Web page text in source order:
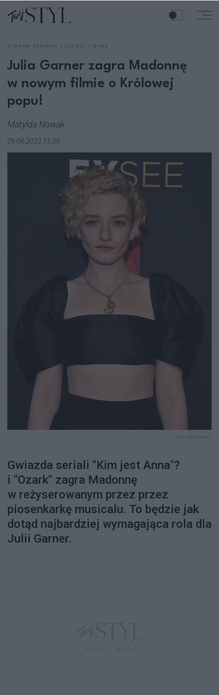
Julia Garner zagra Madonnę
w nowym filmie o Królowej
popu!
Matylda Nowak
09.06.2022 15:00
Gwiazda seriali "Kim jest Anna"?
i "Ozark" zagra Madonnę
w reżyserowanym przez przez
piosenkarkę musicalu. To będzie jak
dotąd najbardziej wymagająca rola dla
Julii Garner.